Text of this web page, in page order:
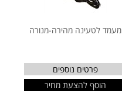
מעמד לטעינה מהירה-מנורה
פרטים נוספים
הוסף להצעת מחיר